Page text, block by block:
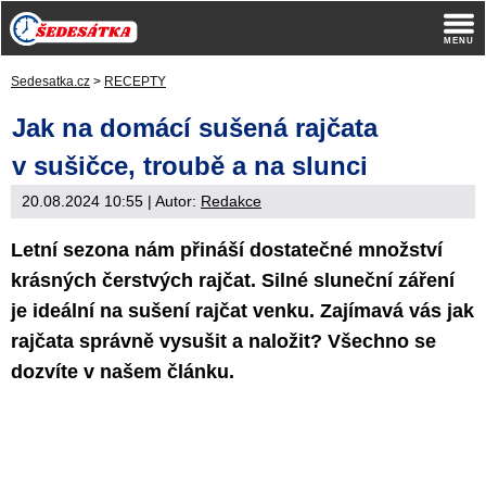
Sedesatka.cz > RECEPTY
Jak na domácí sušená rajčata
v sušičce, troubě a na slunci
20.08.2024 10:55 | Autor: Redakce
Letní sezona nám přináší dostatečné množství
krásných čerstvých rajčat. Silné sluneční záření
je ideální na sušení rajčat venku. Zajímavá vás jak
rajčata správně vysušit a naložit? Všechno se
dozvíte v našem článku.